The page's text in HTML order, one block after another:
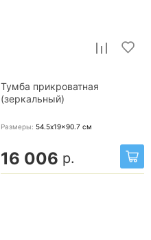
Тумба прикроватная
(зеркальный)
Размеры: 54.5x19x90.7 см
16 006 р.